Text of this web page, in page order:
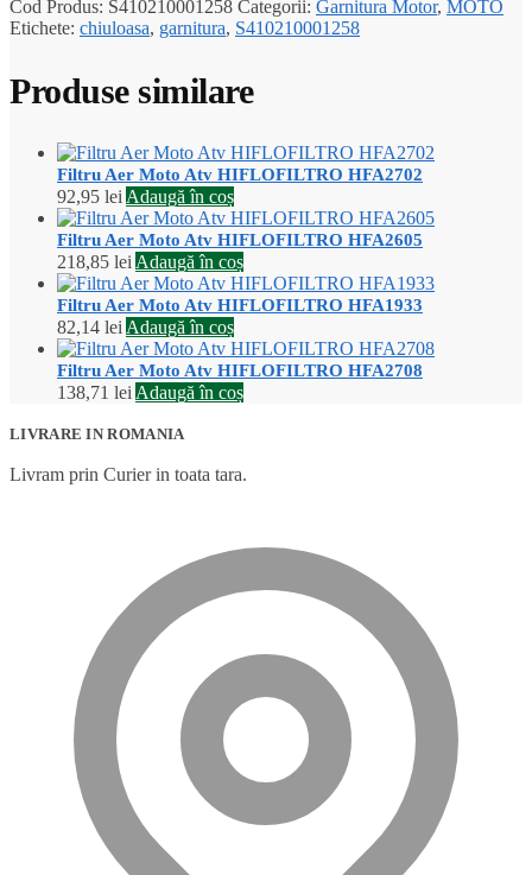
Cod Produs: S410210001258 Categorii: Garnitura Motor, MOTO
Etichete: chiuloasa, garnitura, S410210001258
Produse similare
Filtru Aer Moto Atv HIFLOFILTRO HFA2702
92,95 lei Adaugă în coș
Filtru Aer Moto Atv HIFLOFILTRO HFA2605
218,85 lei Adaugă în coș
Filtru Aer Moto Atv HIFLOFILTRO HFA1933
82,14 lei Adaugă în coș
Filtru Aer Moto Atv HIFLOFILTRO HFA2708
138,71 lei Adaugă în coș
LIVRARE IN ROMANIA
Livram prin Curier in toata tara.